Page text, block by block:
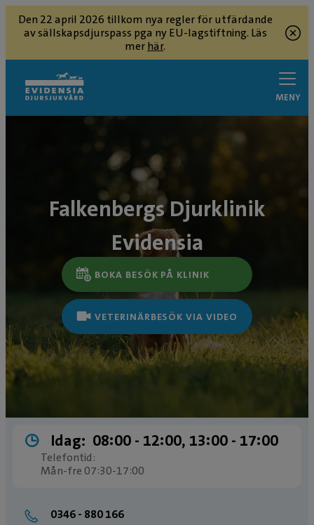
Den 22 april 2026 tillkom nya regler för utfärdande
av sällskapsdjurspass pga ny EU-lagstiftning. Läs
merhär.
MENY
Falkenbergs Djurklinik
Evidensia
BOKA BESÖK PÅ KLINIK
VETERINÄRBESÖK VIA VIDEO
Idag: 08:00 ­- 12:00, 13:00 ­- 17:00
Telefontid:
Mån-fre 07:30-17:00
0346 - 880 166